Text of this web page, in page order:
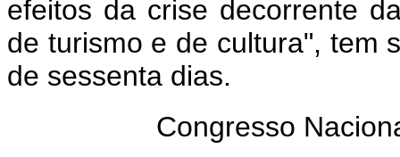
efeitos da crise decorrente
de turismo e de cultura", tem
de sessenta dias.
Congresso